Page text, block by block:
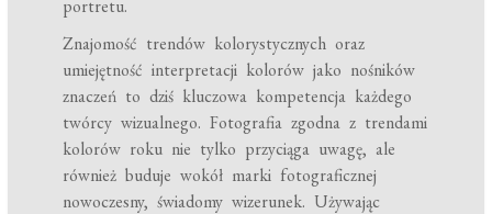
portretu.
Znajomość trendów kolorystycznych oraz
umiejętność interpretacji kolorów jako nośników
znaczeń to dziś kluczowa kompetencja każdego
twórcy wizualnego. Fotografia zgodna z trendami
kolorów roku nie tylko przyciąga uwagę, ale
również buduje wokół marki fotograficznej
nowoczesny, świadomy wizerunek. Używając